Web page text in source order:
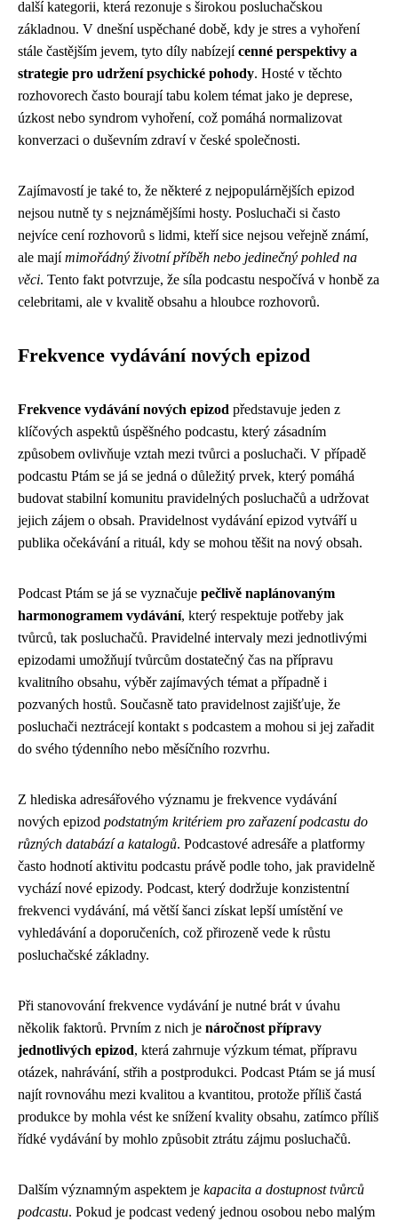
další kategorii, která rezonuje s širokou posluchačskou
základnou. V dnešní uspěchané době, kdy je stres a vyhoření
stále častějším jevem, tyto díly nabízejícenné perspektivy a
strategie pro udržení psychické pohody. Hosté v těchto
rozhovorech často bourají tabu kolem témat jako je deprese,
úzkost nebo syndrom vyhoření, což pomáhá normalizovat
konverzaci o duševním zdraví v české společnosti.
Zajímavostí je také to, že některé z nejpopulárnějších epizod
nejsou nutně ty s nejznámějšími hosty. Posluchači si často
nejvíce cení rozhovorů s lidmi, kteří sice nejsou veřejně známí,
ale majímimořádný životní příběh nebo jedinečný pohled na
věci. Tento fakt potvrzuje, že síla podcastu nespočívá v honbě za
celebritami, ale v kvalitě obsahu a hloubce rozhovorů.
Frekvence vydávání nových epizod
Frekvence vydávání nových epizod představuje jeden z
klíčových aspektů úspěšného podcastu, který zásadním
způsobem ovlivňuje vztah mezi tvůrci a posluchači. V případě
podcastu Ptám se já se jedná o důležitý prvek, který pomáhá
budovat stabilní komunitu pravidelných posluchačů a udržovat
jejich zájem o obsah. Pravidelnost vydávání epizod vytváří u
publika očekávání a rituál, kdy se mohou těšit na nový obsah.
Podcast Ptám se já se vyznačuje pečlivě naplánovaným
harmonogramem vydávání, který respektuje potřeby jak
tvůrců, tak posluchačů. Pravidelné intervaly mezi jednotlivými
epizodami umožňují tvůrcům dostatečný čas na přípravu
kvalitního obsahu, výběr zajímavých témat a případně i
pozvaných hostů. Současně tato pravidelnost zajišťuje, že
posluchači neztrácejí kontakt s podcastem a mohou si jej zařadit
do svého týdenního nebo měsíčního rozvrhu.
Z hlediska adresářového významu je frekvence vydávání
nových epizod podstatným kritériem pro zařazení podcastu do
různých databází a katalogů. Podcastové adresáře a platformy
často hodnotí aktivitu podcastu právě podle toho, jak pravidelně
vychází nové epizody. Podcast, který dodržuje konzistentní
frekvenci vydávání, má větší šanci získat lepší umístění ve
vyhledávání a doporučeních, což přirozeně vede k růstu
posluchačské základny.
Při stanovování frekvence vydávání je nutné brát v úvahu
několik faktorů. Prvním z nich je náročnost přípravy
jednotlivých epizod, která zahrnuje výzkum témat, přípravu
otázek, nahrávání, střih a postprodukci. Podcast Ptám se já musí
najít rovnováhu mezi kvalitou a kvantitou, protože příliš častá
produkce by mohla vést ke snížení kvality obsahu, zatímco příliš
řídké vydávání by mohlo způsobit ztrátu zájmu posluchačů.
Dalším významným aspektem je kapacita a dostupnost tvůrců
podcastu. Pokud je podcast vedený jednou osobou nebo malým